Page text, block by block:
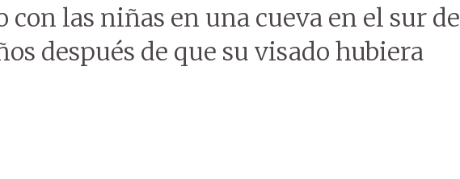
con las niñas en una cueva en el sur de
después de que su visado hubiera